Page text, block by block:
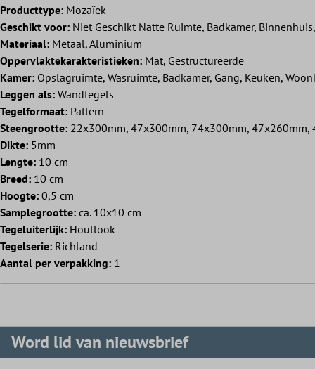
Producttype: Mozaïek
Geschikt voor: Niet Geschikt Natte Ruimte, Badkamer,
Materiaal: Metaal, Aluminium
Oppervlaktekarakteristieken: Mat, Gestructureerde
Kamer: Opslagruimte, Wasruimte, Badkamer, Gang, Keuken,
Leggen als: Wandtegels
Tegelformaat: Pattern
Steengrootte: 22x300mm, 47x300mm, 74x300mm, 47x260mm,
Dikte: 5mm
Lengte: 10 cm
Breed: 10 cm
Hoogte: 0,5 cm
Samplegrootte: ca. 10x10 cm
Tegeluiterlijk: Houtlook
Tegelserie: Richland
Aantal per verpakking: 1
Word lid van nieuwsbrief